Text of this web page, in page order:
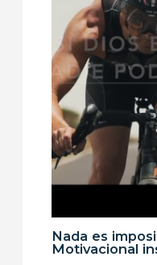
Nada es
Motivacional